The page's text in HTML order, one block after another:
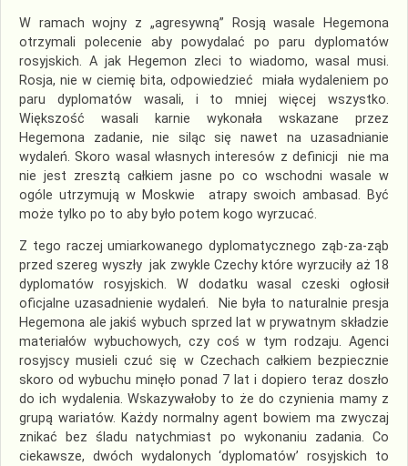
W ramach wojny z „agresywną” Rosją wasale Hegemona
otrzymali polecenie aby powydalać po paru dyplomatów
rosyjskich. A jak Hegemon zleci to wiadomo, wasal musi.
Rosja, nie w ciemię bita, odpowiedzieć miała wydaleniem po
paru dyplomatów wasali, i to mniej więcej wszystko.
Większość wasali karnie wykonała wskazane przez
Hegemona zadanie, nie siląc się nawet na uzasadnianie
wydaleń. Skoro wasal własnych interesów z definicji nie ma
nie jest zresztą całkiem jasne po co wschodni wasale w
ogóle utrzymują w Moskwie atrapy swoich ambasad. Być
może tylko po to aby było potem kogo wyrzucać.
Z tego raczej umiarkowanego dyplomatycznego ząb-za-ząb
przed szereg wyszły jak zwykle Czechy które wyrzuciły aż 18
dyplomatów rosyjskich. W dodatku wasal czeski ogłosił
oficjalne uzasadnienie wydaleń. Nie była to naturalnie presja
Hegemona ale jakiś wybuch sprzed lat w prywatnym składzie
materiałów wybuchowych, czy coś w tym rodzaju. Agenci
rosyjscy musieli czuć się w Czechach całkiem bezpiecznie
skoro od wybuchu minęło ponad 7 lat i dopiero teraz doszło
do ich wydalenia. Wskazywałoby to że do czynienia mamy z
grupą wariatów. Każdy normalny agent bowiem ma zwyczaj
znikać bez śladu natychmiast po wykonaniu zadania. Co
ciekawsze, dwóch wydalonych ‘dyplomatów’ rosyjskich to